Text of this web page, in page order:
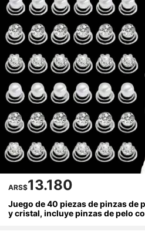
ARS$13.180
Juego de 40 piezas de pinzas de
y cristal, incluye pinzas de pelo